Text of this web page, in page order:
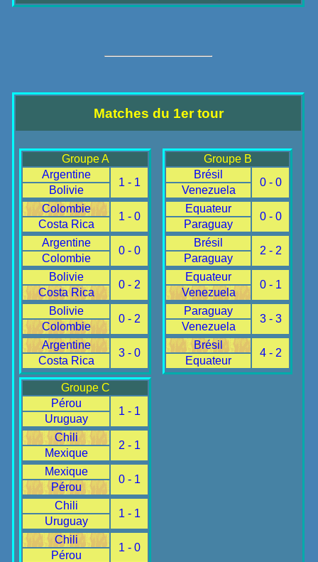
Matches du 1er tour
Groupe A
Argentine
1 - 1
Bolivie
Colombie
1 - 0
Costa Rica
Argentine
0 - 0
Colombie
Bolivie
0 - 2
Costa Rica
Bolivie
0 - 2
Colombie
Argentine
3 - 0
Costa Rica
Groupe B
Brésil
0 - 0
Venezuela
Equateur
0 - 0
Paraguay
Brésil
2 - 2
Paraguay
Equateur
0 - 1
Venezuela
Paraguay
3 - 3
Venezuela
Brésil
4 - 2
Equateur
Groupe C
Pérou
1 - 1
Uruguay
Chili
2 - 1
Mexique
Mexique
0 - 1
Pérou
Chili
1 - 1
Uruguay
Chili
1 - 0
Pérou